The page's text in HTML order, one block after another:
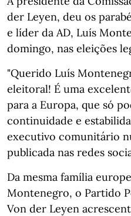
der Leyen, deu os
e líder da AD, Luís
domingo, nas eleições
"Querido Luís
eleitoral! É uma
para a Europa, que só
continuidade e
executivo comunitário
publicada nas redes
Da mesma família
Montenegro, o Partido
Von der Leyen